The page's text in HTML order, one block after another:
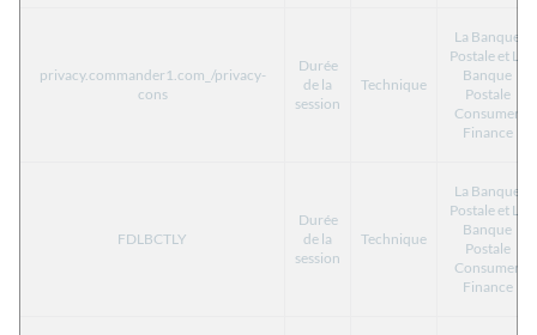
privacy.commander1.com_/privacy-
cons
Durée
de la
session
Technique
La Banque
Postale et La
Banque
Postale
Consumer
Finance
FDLBCTLY
Durée
de la
session
Technique
La Banque
Postale et La
Banque
Postale
Consumer
Finance